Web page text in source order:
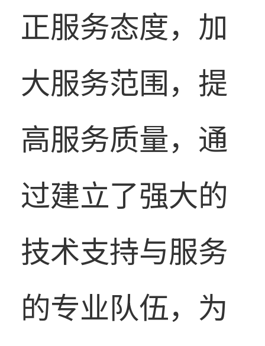
正服务态度，加
大服务范围，提
高服务质量，通
过建立了强大的
技术支持与服务
的专业队伍，为